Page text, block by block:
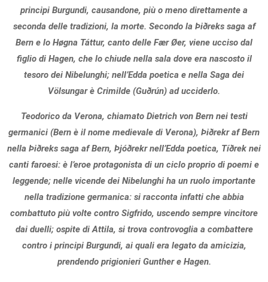
principi Burgundi, causandone, più o meno direttamente a
seconda delle tradizioni, la morte. Secondo la Þiðreks saga af
Bern e lo Høgna Táttur, canto delle Fær Øer, viene ucciso dal
figlio di Hagen, che lo chiude nella sala dove era nascosto il
tesoro dei Nibelunghi; nell’Edda poetica e nella Saga dei
Völsungar è Crimilde (Guðrún) ad ucciderlo.
Teodorico da Verona, chiamato Dietrich von Bern nei testi
germanici (Bern è il nome medievale di Verona), Þiðrekr af Bern
nella Þiðreks saga af Bern, Þjóðrekr nell’Edda poetica, Tíðrek nei
canti faroesi: è l’eroe protagonista di un ciclo proprio di poemi e
leggende; nelle vicende dei Nibelunghi ha un ruolo importante
nella tradizione germanica: si racconta infatti che abbia
combattuto più volte contro Sigfrido, uscendo sempre vincitore
dai duelli; ospite di Attila, si trova controvoglia a combattere
contro i principi Burgundi, ai quali era legato da amicizia,
prendendo prigionieri Gunther e Hagen.